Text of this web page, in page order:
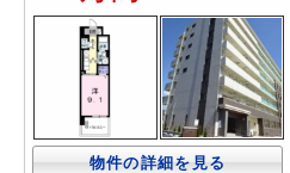
物件の詳細を見る